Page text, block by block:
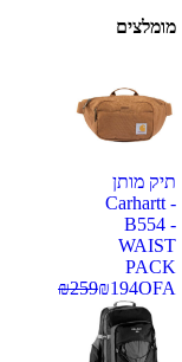
מומלצים
תיק מותן
Carhartt -
B554 -
WAIST
PACK
OFA
₪194
₪259